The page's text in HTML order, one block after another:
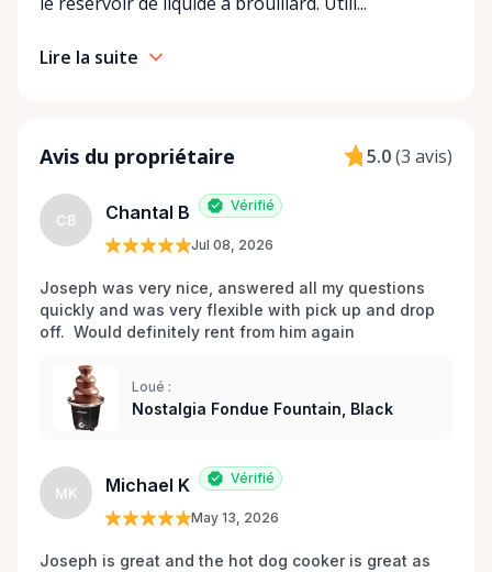
Lire la suite
Avis du propriétaire 5.0(3 avis)
CB Chantal B Vérifié
Jul 08, 2026
Joseph was very nice, answered all my questions
quickly and was very flexible with pick up and drop
off.  Would definitely rent from him again
Loué :
Nostalgia Fondue Fountain, Black
MK Michael K Vérifié
May 13, 2026
Joseph is great and the hot dog cooker is great as